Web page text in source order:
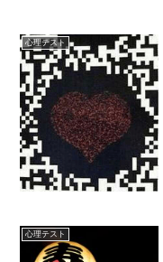
心理テスト
心理テスト